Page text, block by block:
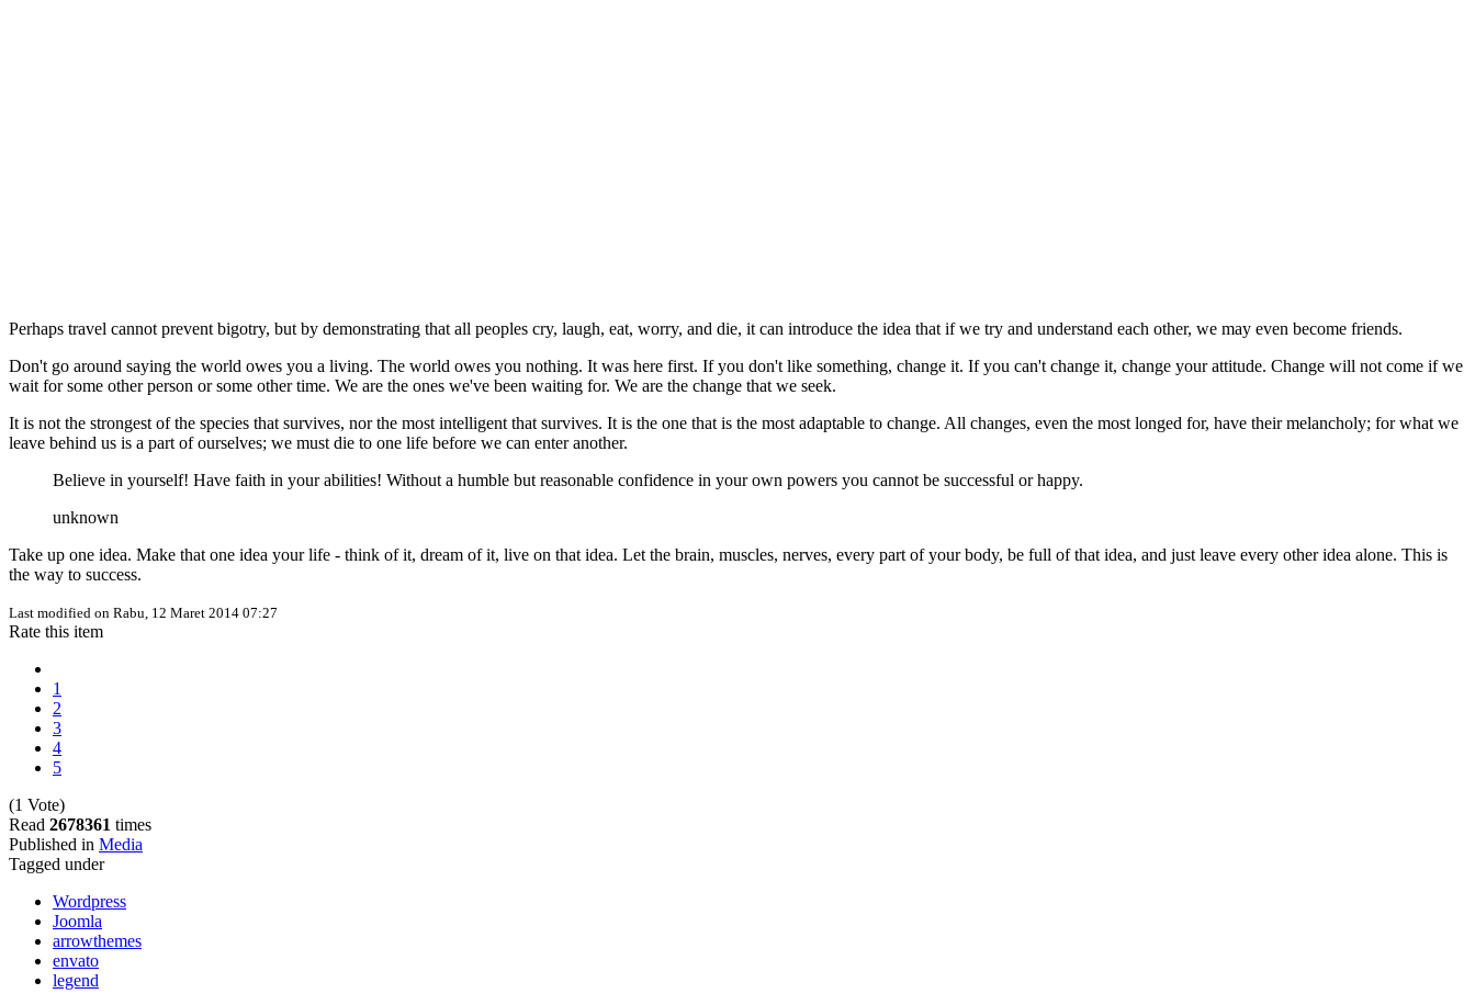
Perhaps travel cannot prevent bigotry, but by demonstrating that all peoples cry, laugh, eat, worry, and die, it can introduce the idea that if we try and understand each other, we may even become friends.
Don't go around saying the world owes you a living. The world owes you nothing. It was here first. If you don't like something, change it. If you can't change it, change your attitude. Change will not come if we
wait for some other person or some other time. We are the ones we've been waiting for. We are the change that we seek.
It is not the strongest of the species that survives, nor the most intelligent that survives. It is the one that is the most adaptable to change. All changes, even the most longed for, have their melancholy; for what we
leave behind us is a part of ourselves; we must die to one life before we can enter another.
Believe in yourself! Have faith in your abilities! Without a humble but reasonable confidence in your own powers you cannot be successful or happy.
unknown
Take up one idea. Make that one idea your life - think of it, dream of it, live on that idea. Let the brain, muscles, nerves, every part of your body, be full of that idea, and just leave every other idea alone. This is
the way to success.
Last modified on Rabu, 12 Maret 2014 07:27
Rate this item
1
2
3
4
5
(1 Vote)
Read 2678361 times
Published in Media
Tagged under
Wordpress
Joomla
arrowthemes
envato
legend